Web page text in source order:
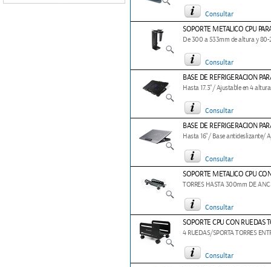
Consultar
SOPORTE METALICO CPU
De 300 a 533mm de altura y
Consultar
BASE DE REFRIGERACION
Hasta 17.3"/ Ajustable en 4
Consultar
BASE DE REFRIGERACION
Hasta 16"/ Base antideslizante/
Consultar
SOPORTE METALICO CPU
TORRES HASTA 300mm DE
Consultar
SOPORTE CPU CON RUEDAS
4 RUEDAS/SPORTA TORRES
Consultar